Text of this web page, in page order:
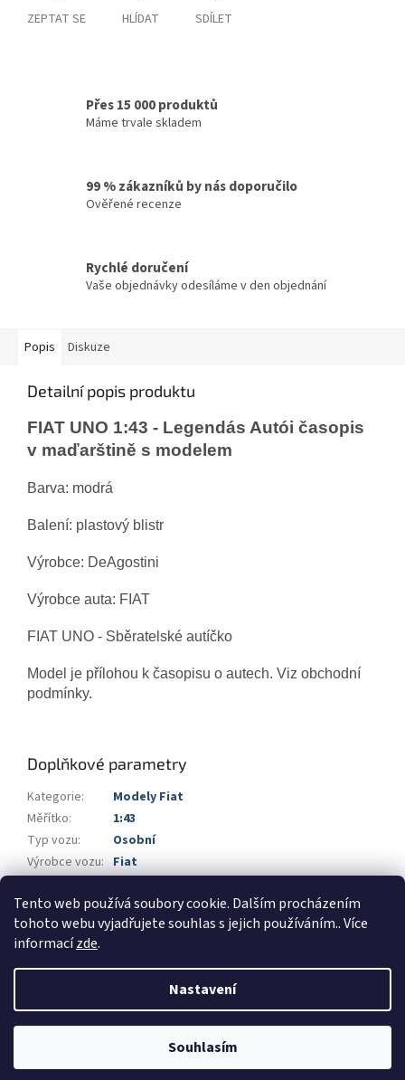
Tento web používá soubory cookie. Dalším procházením
tohoto webu vyjadřujete souhlas s jejich používáním.. Více
informacízde.
Nastavení
Souhlasím
ZEPTAT SE HLÍDAT SDÍLET
Přes 15 000 produktů
Máme trvale skladem
99 % zákazníků by nás doporučilo
Ověřené recenze
Rychlé doručení
Vaše objednávky odesíláme v den objednání
Popis Diskuze
Detailní popis produktu
FIAT UNO 1:43 - Legendás Autói časopis
v maďarštině s modelem
Barva: modrá
Balení: plastový blistr
Výrobce: DeAgostini
Výrobce auta: FIAT
FIAT UNO - Sběratelské autíčko
Model je přílohou k časopisu o autech. Viz obchodní
podmínky.
Doplňkové parametry
Kategorie:
Modely Fiat
Měřítko:
1:43
Typ vozu:
Osobní
Výrobce vozu: Fiat
Barva: modrá
Vytvořil Shoptet
Automodels.cz. Všechna práva vyhrazena.